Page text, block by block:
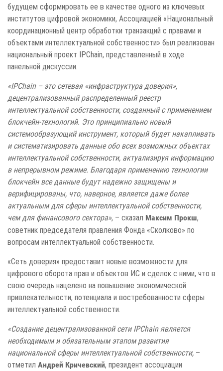
будущем сформировать ее в качестве одного из ключевых
институтов цифровой экономики, Ассоциацией «Национальный
координационный центр обработки транзакций с правами и
объектами интеллектуальной собственности» был реализован
национальный проект IPChain, представленный в ходе
панельной дискуссии.
«IPChain – это сетевая «инфраструктура доверия»,
децентрализованный распределенный реестр
интеллектуальной собственности, созданный с применением
блокчейн-технологий. Это принципиально новый
системообразующий инструмент, который будет накапливать
и систематизировать данные обо всех возможных объектах
интеллектуальной собственности, актуализируя информацию
в непрерывном режиме. Благодаря применению технологии
блокчейн все данные будут надежно защищены и
верифицированы, что, наверное, является даже более
актуальным для сферы интеллектуальной собственности,
чем для финансового сектора», – сказал Максим Прокш,
советник председателя правления Фонда «Сколково» по
вопросам интеллектуальной собственности.
«Сеть доверия» предоставит новые возможности для
цифрового оборота прав и объектов ИС и сделок с ними, что в
свою очередь нацелено на повышение экономической
привлекательности, потенциала и востребованности сферы
интеллектуальной собственности.
«Создание децентрализованной сети IPChain является
необходимым и обязательным этапом развития
национальной сферы интеллектуальной собственности, –
отметил Андрей Кричевский, президент ассоциации